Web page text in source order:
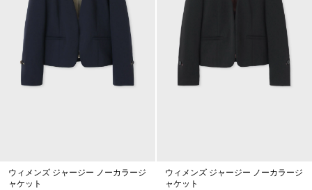
ウィメンズ ジャージー ノーカラージ
ャケット
ウィメンズ ジャージー ノーカラージ
ャケット